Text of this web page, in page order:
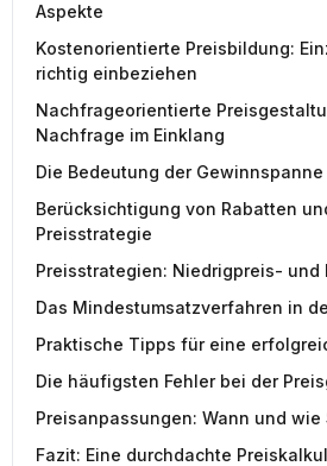
Aspekte
Kostenorientierte Preisbildung:
richtig einbeziehen
Nachfrageorientierte
Nachfrage im Einklang
Die Bedeutung der
Berücksichtigung von Rabatten
Preisstrategie
Preisstrategien: Niedrigpreis- und
Das Mindestumsatzverfahren in
Praktische Tipps für eine
Die häufigsten Fehler bei der
Preisanpassungen: Wann und
Fazit: Eine durchdachte